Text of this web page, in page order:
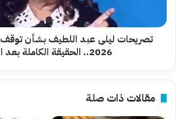
مصر
2026..
بعد
تصريحات ليلى عبد اللطيف بشأن توقف
2026.. الحقيقة الكاملة بعد الجدل
مقالات ذات صلة